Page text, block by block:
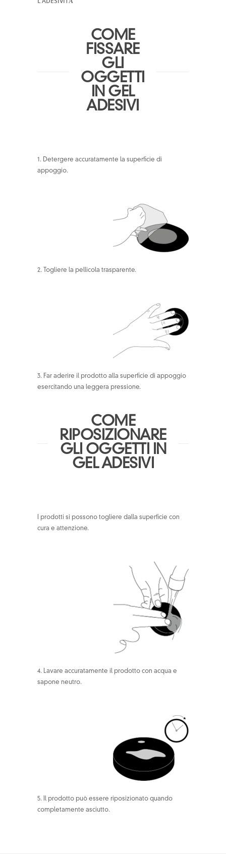
COME
FISSARE
GLI
OGGETTI
IN GEL
ADESIVI
1. Detergere accuratamente la superficie di
appoggio.
2. Togliere la pellicola trasparente.
3. Far aderire il prodotto alla superficie di appoggio
esercitando una leggera pressione.
COME
RIPOSIZIONARE
GLI OGGETTI IN
GEL ADESIVI
I prodotti si possono togliere dalla superficie con
cura e attenzione.
4. Lavare accuratamente il prodotto con acqua e
sapone neutro.
5. Il prodotto può essere riposizionato quando
completamente asciutto.